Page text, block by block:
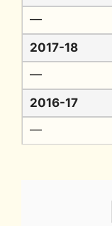
━
2017-18
━
2016-17
━